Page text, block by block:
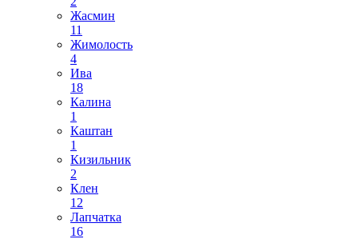
Жасмин
11
Жимолость
4
Ива
18
Калина
1
Каштан
1
Кизильник
2
Клен
12
Лапчатка
16